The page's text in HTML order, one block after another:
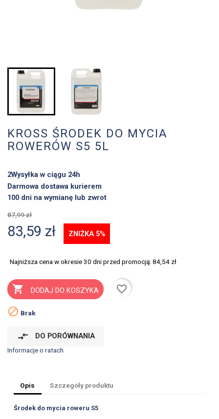
KROSS ŚRODEK DO MYCIA
ROWERÓW S5 5L
2Wysyłka w ciągu 24h
Darmowa dostawa kurierem
100 dni na wymianę lub zwrot
87,99 zł
83,59 zł ZNIŻKA 5%
Najniższa cena w okresie 30 dni przed promocją: 84,54 zł
 DODAJ DO KOSZYKA
favorite_border
 Brak
compare_arrows DO PORÓWNANIA
Informacje o ratach
Opis Szczegóły produktu
Środek do mycia roweru S5